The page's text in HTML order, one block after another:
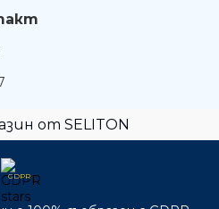
от SELITON
GDPR